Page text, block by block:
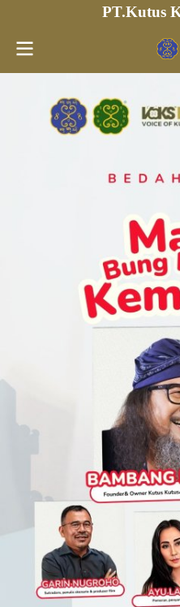
PT.Kutus